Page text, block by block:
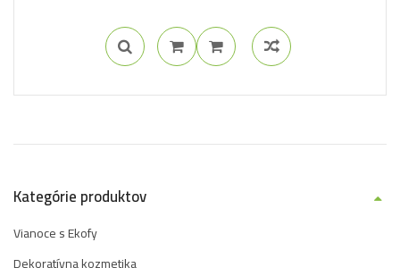
Kategórie produktov
Vianoce s Ekofy
Dekoratívna kozmetika